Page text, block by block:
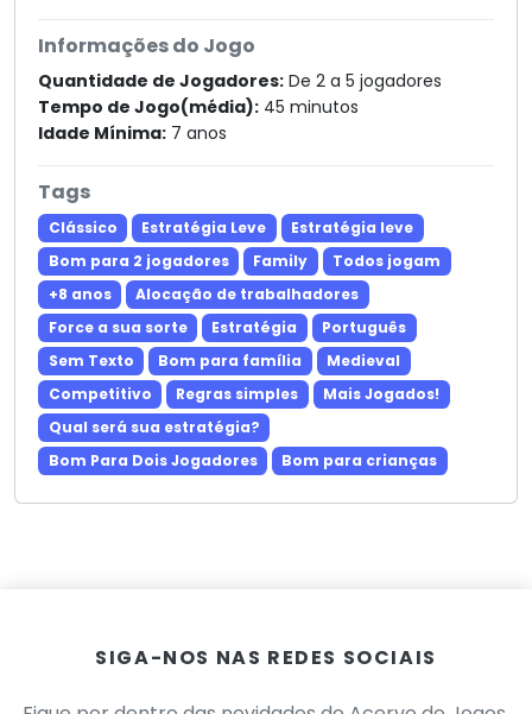
Informações do Jogo
Quantidade de Jogadores: De 2 a 5 jogadores
Tempo de Jogo(média): 45 minutos
Idade Mínima: 7 anos
Tags
Clássico Estratégia Leve
Estratégia leve
Bom para 2 jogadores
Family
Todos jogam
+8 anos
Alocação de trabalhadores
Force a sua sorte
Estratégia
Português
Sem Texto
Bom para família
Medieval
Competitivo
Regras simples
Mais Jogados!
Qual será sua estratégia?
Bom Para Dois Jogadores
Bom para crianças
SIGA-NOS NAS REDES SOCIAIS